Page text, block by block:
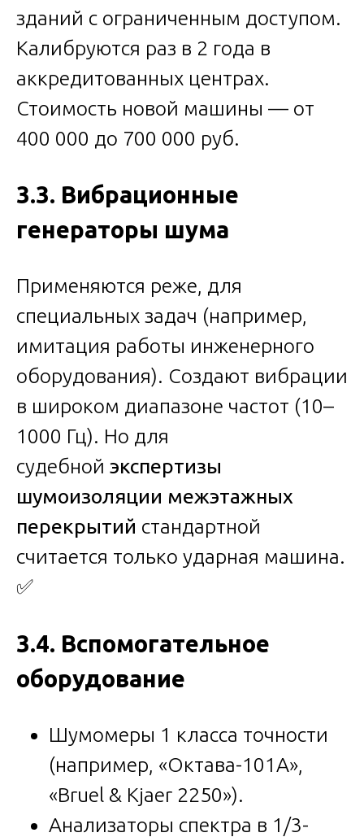
зданий с ограниченным доступом.
Калибруются раз в 2 года в
аккредитованных центрах.
Стоимость новой машины — от
400 000 до 700 000 руб.
3.3. Вибрационные
генераторы шума
Применяются реже, для
специальных задач (например,
имитация работы инженерного
оборудования). Создают вибрации
в широком диапазоне частот (10–
1000 Гц). Но для
судебной экспертизы
шумоизоляции межэтажных
перекрытий стандартной
считается только ударная машина.
✅
3.4. Вспомогательное
оборудование
Шумомеры 1 класса точности
(например, «Октава-101А»,
«Bruel & Kjaer 2250»).
Анализаторы спектра в 1/3-